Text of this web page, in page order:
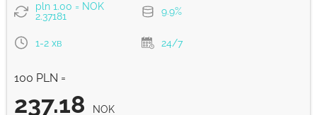
pln 1.00 = NOK
2.37181
9.9%
1-2 хв 24/7
100 PLN =
237.18 NOK